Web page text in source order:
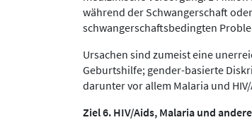
während der Schwangerschaft
schwangerschaftsbedingten
Ursachen sind zumeist eine
Geburtshilfe; gender-basierte
darunter vor allem Malaria und
Ziel 6. HIV/Aids, Malaria und